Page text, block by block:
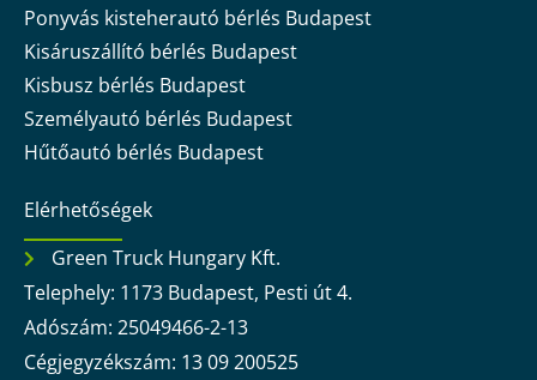
Ponyvás kisteherautó bérlés Budapest
Kisáruszállító bérlés Budapest
Kisbusz bérlés Budapest
Személyautó bérlés Budapest
Hűtőautó bérlés Budapest
Elérhetőségek
Green Truck Hungary Kft.
Telephely: 1173 Budapest, Pesti út 4.
Adószám: 25049466-2-13
Cégjegyzékszám: 13 09 200525